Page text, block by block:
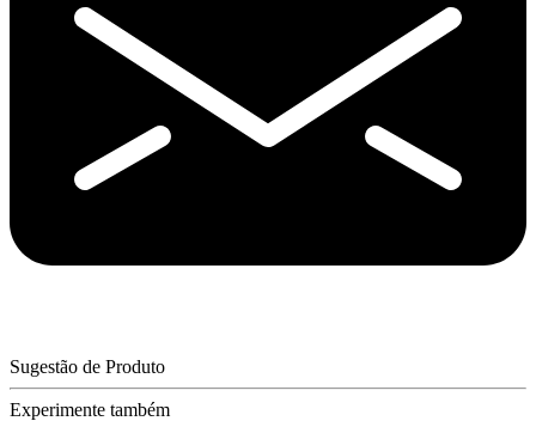
Sugestão de Produto
Experimente também